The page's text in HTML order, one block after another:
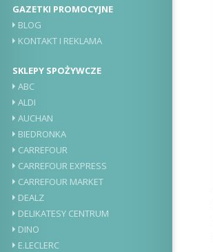
GAZETKI PROMOCYJNE
BLOG
KONTAKT I REKLAMA
SKLEPY SPOŻYWCZE
ABC
ALDI
AUCHAN
BIEDRONKA
CARREFOUR
CARREFOUR EXPRESS
CARREFOUR MARKET
DEALZ
DELIKATESY CENTRUM
DINO
E.LECLERC